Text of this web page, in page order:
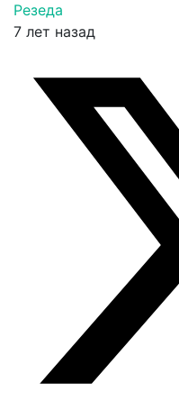
Резеда
7 лет назад